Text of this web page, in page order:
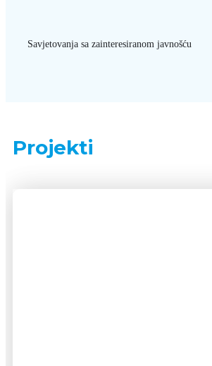
Savjetovanja sa zainteresiranom javnošću
Projekti